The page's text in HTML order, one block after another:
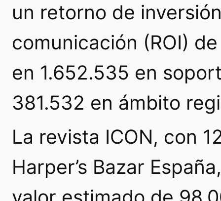
un retorno de
comunicación (ROI)
en 1.652.535 en
381.532 en ámbito
La revista ICON, con
Harper’s Bazar